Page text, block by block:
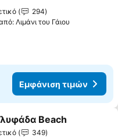
294
Λιμάνι του Γάιου
Εμφάνιση τιμών
στα αγαπημένα
Beach
349